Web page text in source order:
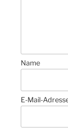
Name
E-Mail-